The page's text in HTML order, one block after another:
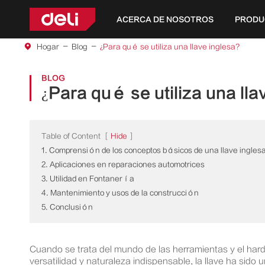
ACERCA DE NOSOTROS
Hogar Blog ¿Para qué se utiliza una llave inglesa?
BLOG
¿Para qué se utiliza una
Table of Content Hide
1. Comprensión de los conceptos básicos de una llave inglesa
2. Aplicaciones en reparaciones automotrices
3. Utilidad en Fontanería
4. Mantenimiento y usos de la construcción
5. Conclusión
Cuando se trata del mundo de las herramientas y el
versatilidad y naturaleza indispensable, la llave ha sido